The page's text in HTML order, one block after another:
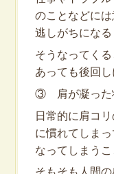
のことなどに
逃しがちになる
そうなってく
あっても後回し
③ 肩が凝った
日常的に肩コ
に慣れてしま
なってしまうこ
そもそも人間